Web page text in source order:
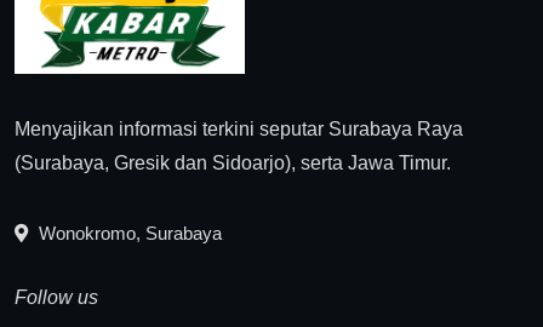
Menyajikan informasi terkini seputar Surabaya Raya
(Surabaya, Gresik dan Sidoarjo), serta Jawa Timur.
Wonokromo, Surabaya
Follow us